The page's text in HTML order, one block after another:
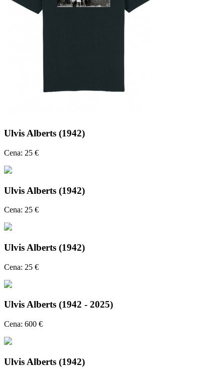
Ulvis Alberts (1942)
Cena: 25 €
Ulvis Alberts (1942)
Cena: 25 €
Ulvis Alberts (1942)
Cena: 25 €
Ulvis Alberts (1942 - 2025)
Cena: 600 €
Ulvis Alberts (1942)